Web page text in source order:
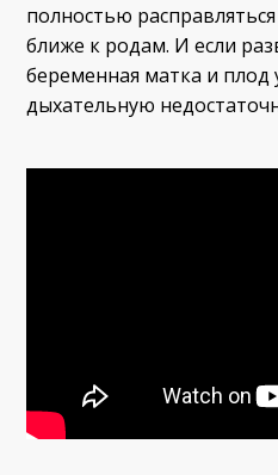
полностью
ближе к родам. И если
беременная матка и плод
дыхательную